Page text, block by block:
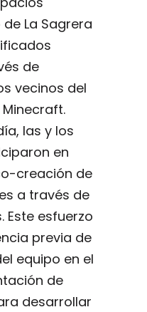
La Sagrera
de
vecinos del
las y los
en
creación de
a través de
Este esfuerzo
previa de
equipo en el
de
desarrollar